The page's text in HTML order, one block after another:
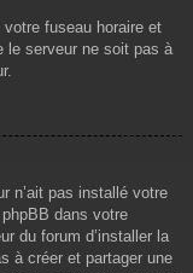
fuseau horaire et
le serveur ne soit pas à
n’ait pas installé votre
phpBB dans votre
du forum d’installer la
à créer et partager une